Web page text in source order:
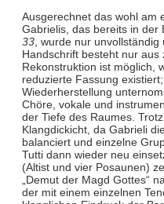
Ausgerechnet das wohl am
Gabrielis, das bereits in der
33, wurde nur
Handschrift besteht nur
Rekonstruktion ist möglich,
reduzierte Fassung
Wiederherstellung
Chöre, vokale und
der Tiefe des Raumes.
Klangdickicht, da Gabrieli
balanciert und einzelne
Tutti dann wieder neu
(Altist und vier Posaunen)
„Demut der Magd Gottes“
der mit einem einzelnen